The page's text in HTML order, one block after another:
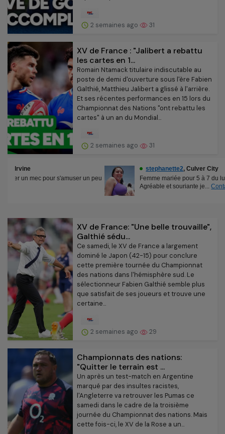
2 semaines ago 31
XV de France : "Jalibert a rebattu
les cartes en 1...
Romain Ntamack titulaire indiscutable au
poste de demi d'ouverture sous l'ère Fabien
Galthié, Matthieu Jalibert a glissé à l'arrière.
Et ses récentes performances en 15 lors du
Championnat des Nations "ont rebattu les
cartes" à un an du Mondial...
2 semaines ago 31
XV de France: "Une belle trouvaille",
Galthié sédu...
Ce samedi, le XV de France a largement
dominé le Japon (42-15) pour conclure
cette première tournée du Championnat
des nations dans l'hémisphère sud. Le
sélectionneur Fabien Galthié semble plus
que satisfait de ses joueurs et trouve une
certaine...
2 semaines ago 29
Championnats des nations:
"Quitter le terrain est ...
Un après un test-match en Argentine
marqué par des insultes racistes,
l'Angleterre va retrouver les Pumas ce
samedi dans le cadre de la troisième
journée du Championnat des nations. Mais
cette fois-ci, le XV de la Rose a un...